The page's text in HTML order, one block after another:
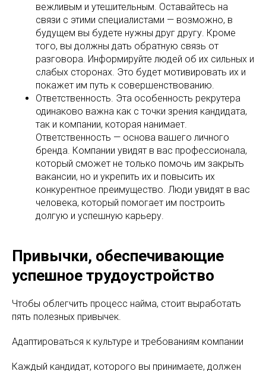
вежливым и утешительным. Оставайтесь на
связи с этими специалистами — возможно, в
будущем вы будете нужны друг другу. Кроме
того, вы должны дать обратную связь от
разговора. Информируйте людей об их сильных и
слабых сторонах. Это будет мотивировать их и
покажет им путь к совершенствованию.
Ответственность. Эта особенность рекрутера
одинаково важна как с точки зрения кандидата,
так и компании, которая нанимает.
Ответственность — основа вашего личного
бренда. Компании увидят в вас профессионала,
который сможет не только помочь им закрыть
вакансии, но и укрепить их и повысить их
конкурентное преимущество. Люди увидят в вас
человека, который помогает им построить
долгую и успешную карьеру.
Привычки, обеспечивающие
успешное трудоустройство
Чтобы облегчить процесс найма, стоит выработать
пять полезных привычек.
Адаптироваться к культуре и требованиям компании
Каждый кандидат, которого вы принимаете, должен